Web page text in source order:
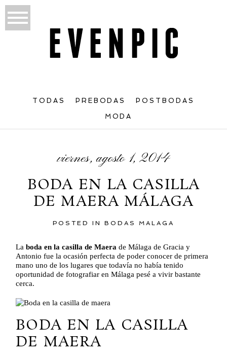
TODAS PREBODAS POSTBODAS
MODA
viernes, agosto 1, 2014
BODA EN LA CASILLA
DE MAERA MÁLAGA
POSTED IN BODAS MALAGA
Laboda en la casilla de Maera de Málaga de Gracia y
Antonio fue la ocasión perfecta de poder conocer de primera
mano uno de los lugares que todavía no había tenido
oportunidad de fotografiar en Málaga pesé a vivir bastante
cerca.
BODA EN LA CASILLA
DE MAERA